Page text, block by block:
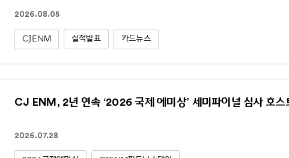
2026.08.05
CJENM 실적발표 카드뉴스
CJ ENM, 2년 연속 ‘2026 국제 에미상’ 세미파이널 심사 호스
2026.07.28